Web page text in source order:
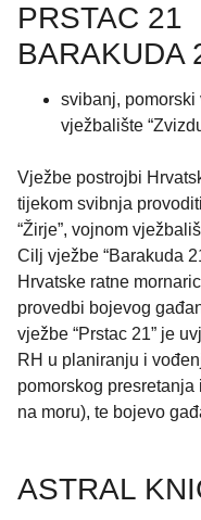
PRSTAC 21
BARAKUDA
svibanj, pomorski
vježbalište
Vježbe postrojbi
tijekom svibnja
“Žirje”, vojnom
Cilj vježbe “Barakuda
Hrvatske ratne
provedbi bojevog
vježbe “Prstac 21” je
RH u planiranju i
pomorskog
na moru), te bojevo
ASTRAL